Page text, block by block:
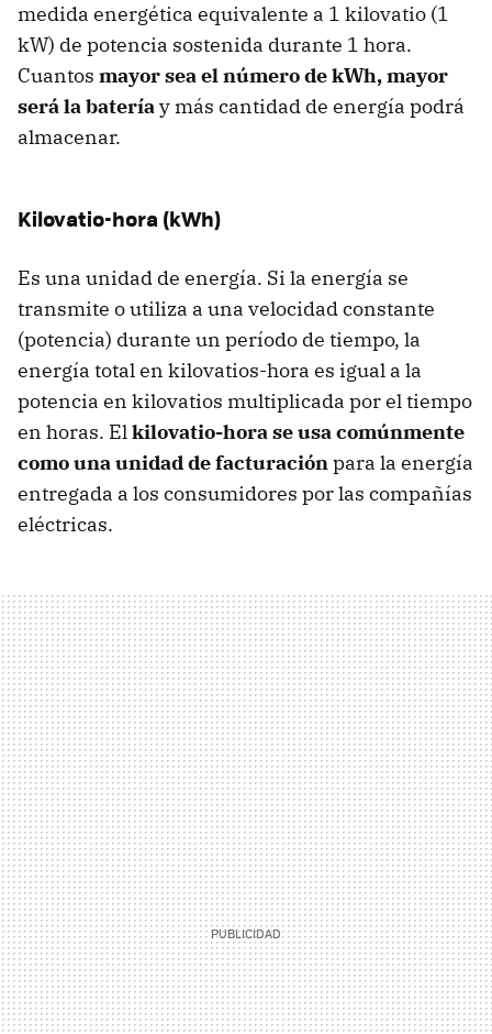
medida energética equivalente a 1 kilovatio (1
kW) de potencia sostenida durante 1 hora.
Cuantos mayor sea el número de kWh, mayor
será la bateríay más cantidad de energía podrá
almacenar.
Kilovatio-hora (kWh)
Es una unidad de energía. Si la energía se
transmite o utiliza a una velocidad constante
(potencia) durante un período de tiempo, la
energía total en kilovatios-hora es igual a la
potencia en kilovatios multiplicada por el tiempo
en horas. Elkilovatio-hora se usa comúnmente
como una unidad de facturaciónpara la energía
entregada a los consumidores por las compañías
eléctricas.